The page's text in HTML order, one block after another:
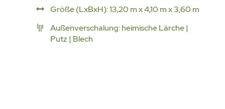
Größe (LxBxH): 13,20 m x 4,10 m x 3,60 m
Außenverschalung: heimische Lärche |
Putz | Blech